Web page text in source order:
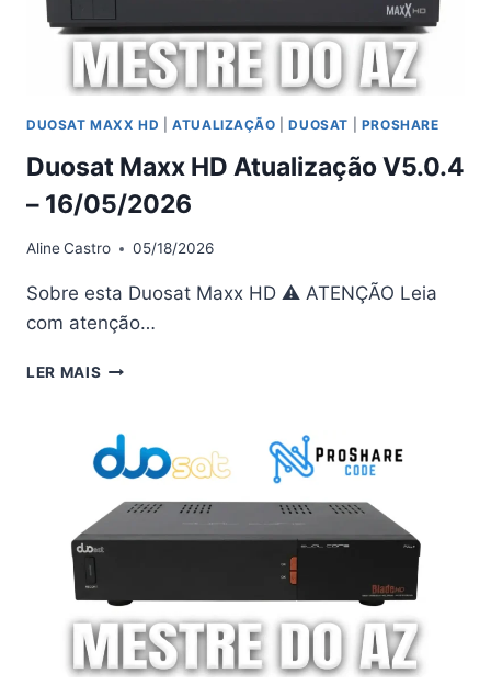
DUOSAT MAXX HD |ATUALIZAÇÃO |DUOSAT PROSHARE
Duosat Maxx HD Atualização V5.0.4
– 16/05/2026
AlineCastro 05/18/2026
Sobre esta Duosat Maxx HD ⚠ ATENÇÃO Leia
com atenção…
LER MAIS DUOSAT
ATUALIZAÇÃO
V5.0.4
–
16/05/2026